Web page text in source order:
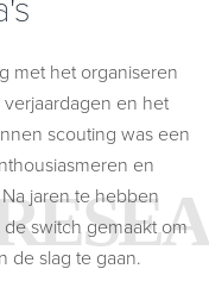
met het organiseren
en het
scouting was een
en
jaren te hebben
switch gemaakt om
de slag te gaan.